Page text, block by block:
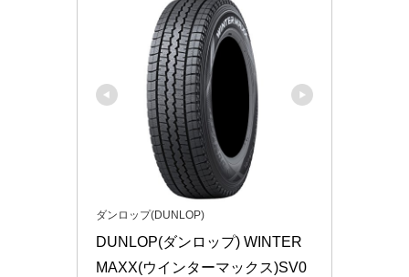
ダンロップ(DUNLOP)
DUNLOP(ダンロップ) WINTER
MAXX(ウインターマックス)SV0